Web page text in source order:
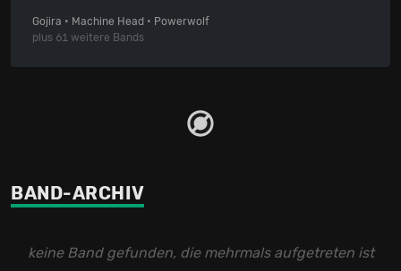
Gojira • Machine Head • Powerwolf
plus 61 weitere Bands
BAND-ARCHIV
keine Band gefunden, die mehrmals aufgetreten ist